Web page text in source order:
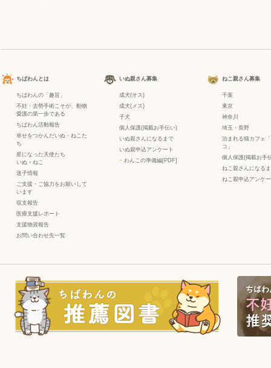
ちばわんとは
ちばわんの「趣旨」
不妊・去勢手術こそが、動物
愛護の第一歩である
ちばわん活動報告
幸せをつかんだいぬ・ねこた
ち
星になった天使たち
いぬ ・ ねこ
迷子情報
ご支援・ご協力をお願いして
います
収支報告
医療支援レポート
支援物資報告
お問い合わせ先一覧
いぬ親さん募集
成犬(オス)
成犬(メス)
子犬
個人保護(掲載お手伝い)
いぬ親さんになるまで
いぬ親申込アンケート
− わんこの準備編[PDF]
ねこ親さん募集
千葉
東京
神奈川
埼玉・長野
泊まれる猫カフェ
コ」
個人保護(掲載お手
ねこ親さんになる
ねこ親申込アンケ